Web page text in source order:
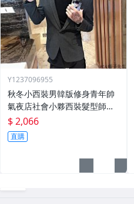
Y1237096955
秋冬小西裝男韓版修身青年帥
氣夜店社會小夥西裝髮型師外
套潮
$ 2,066
直購